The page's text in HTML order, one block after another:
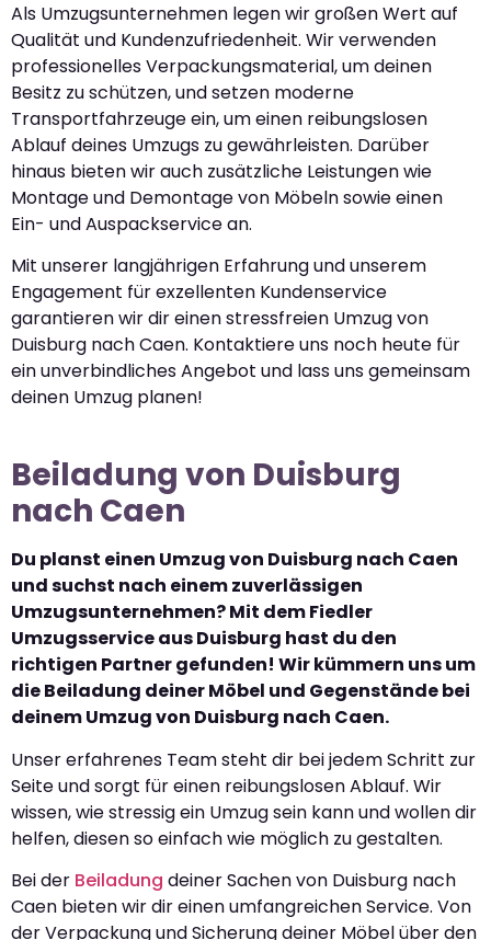
Als Umzugsunternehmen legen wir großen Wert auf
Qualität und Kundenzufriedenheit. Wir verwenden
professionelles Verpackungsmaterial, um deinen
Besitz zu schützen, und setzen moderne
Transportfahrzeuge ein, um einen reibungslosen
Ablauf deines Umzugs zu gewährleisten. Darüber
hinaus bieten wir auch zusätzliche Leistungen wie
Montage und Demontage von Möbeln sowie einen
Ein- und Auspackservice an.
Mit unserer langjährigen Erfahrung und unserem
Engagement für exzellenten Kundenservice
garantieren wir dir einen stressfreien Umzug von
Duisburg nach Caen. Kontaktiere uns noch heute für
ein unverbindliches Angebot und lass uns gemeinsam
deinen Umzug planen!
Beiladung von Duisburg
nach Caen
Du planst einen Umzug von Duisburg nach Caen
und suchst nach einem zuverlässigen
Umzugsunternehmen? Mit dem Fiedler
Umzugsservice aus Duisburg hast du den
richtigen Partner gefunden! Wir kümmern uns um
die Beiladung deiner Möbel und Gegenstände bei
deinem Umzug von Duisburg nach Caen.
Unser erfahrenes Team steht dir bei jedem Schritt zur
Seite und sorgt für einen reibungslosen Ablauf. Wir
wissen, wie stressig ein Umzug sein kann und wollen dir
helfen, diesen so einfach wie möglich zu gestalten.
Bei der Beiladung deiner Sachen von Duisburg nach
Caen bieten wir dir einen umfangreichen Service. Von
der Verpackung und Sicherung deiner Möbel über den